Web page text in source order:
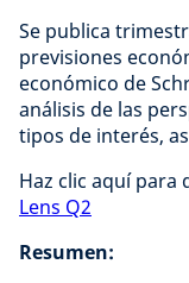
Se publica
previsiones
económico de
análisis de las
tipos de interés,
Haz clic aquí para
Lens Q2
Resumen: